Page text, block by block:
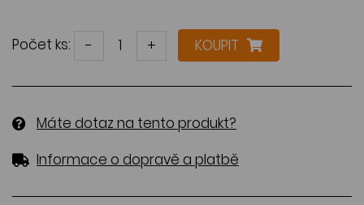
Počet ks: - + KOUPIT
Máte dotaz na tento produkt?
Informace o dopravě a platbě